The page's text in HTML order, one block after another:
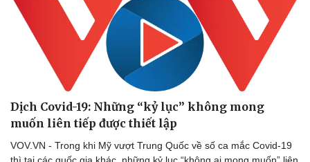
Dịch Covid-19: Những “kỷ lục” không mong
muốn liên tiếp được thiết lập
VOV.VN - Trong khi Mỹ vượt Trung Quốc về số ca mắc Covid-19
thì tại các quốc gia khác, những kỷ lục “không ai mong muốn” liên